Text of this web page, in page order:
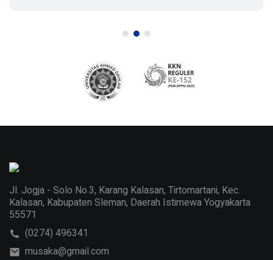
Jl. Jogja - Solo No.3, Karang Kalasan, Tirtomartani, Kec.
Kalasan, Kabupaten Sleman, Daerah Istimewa Yogyakarta
55571
(0274) 496341
musaka@gmail.com